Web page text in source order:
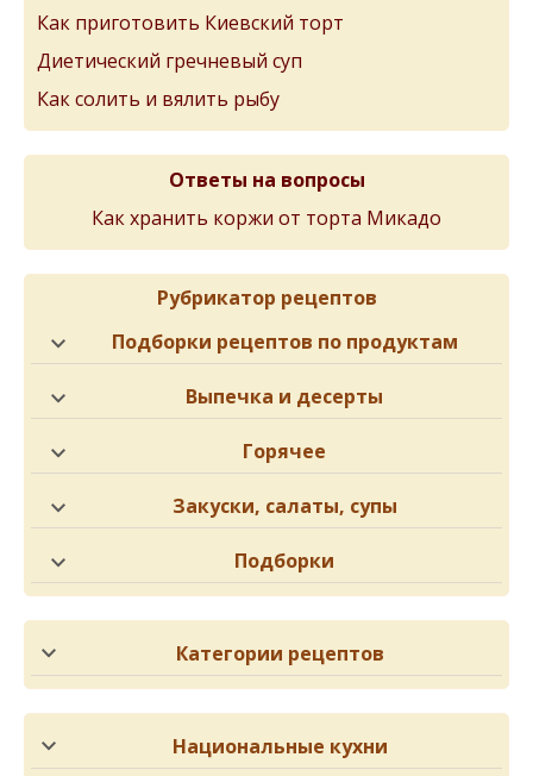
Как приготовить Киевский торт
Диетический гречневый суп
Как солить и вялить рыбу
Ответы на вопросы
Как хранить коржи от торта Микадо
Рубрикатор рецептов
Подборки рецептов по продуктам
Выпечка и десерты
Горячее
Закуски, салаты, супы
Подборки
Категории рецептов
Национальные кухни